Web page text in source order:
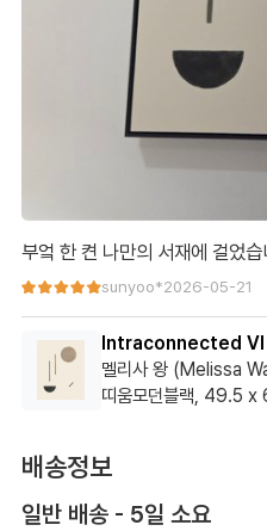
부엌 한 켠 나만의 서재에 걸었
부엌 한 켠 나만의 서재에 걸었
sunyoo*2026-05-21
Intraconnected VI
멜리사 왕 (Melissa
띠움모던블랙, 49.5 x
배송정보
일반 배송 - 5일 소요